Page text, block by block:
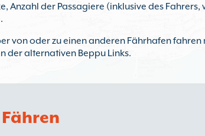
Anzahl der Passagiere (inklusive des
von oder zu einen anderen Fährhafen fahren
der alternativen Beppu Links.